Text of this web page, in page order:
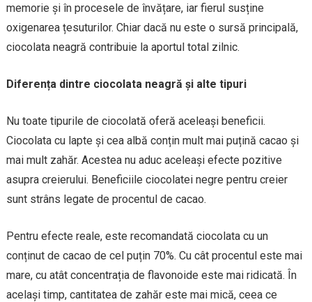
memorie și în procesele de învățare, iar fierul susține
oxigenarea țesuturilor. Chiar dacă nu este o sursă principală,
ciocolata neagră contribuie la aportul total zilnic.
Diferența dintre ciocolata neagră și alte tipuri
Nu toate tipurile de ciocolată oferă aceleași beneficii.
Ciocolata cu lapte și cea albă conțin mult mai puțină cacao și
mai mult zahăr. Acestea nu aduc aceleași efecte pozitive
asupra creierului. Beneficiile ciocolatei negre pentru creier
sunt strâns legate de procentul de cacao.
Pentru efecte reale, este recomandată ciocolata cu un
conținut de cacao de cel puțin 70%. Cu cât procentul este mai
mare, cu atât concentrația de flavonoide este mai ridicată. În
același timp, cantitatea de zahăr este mai mică, ceea ce